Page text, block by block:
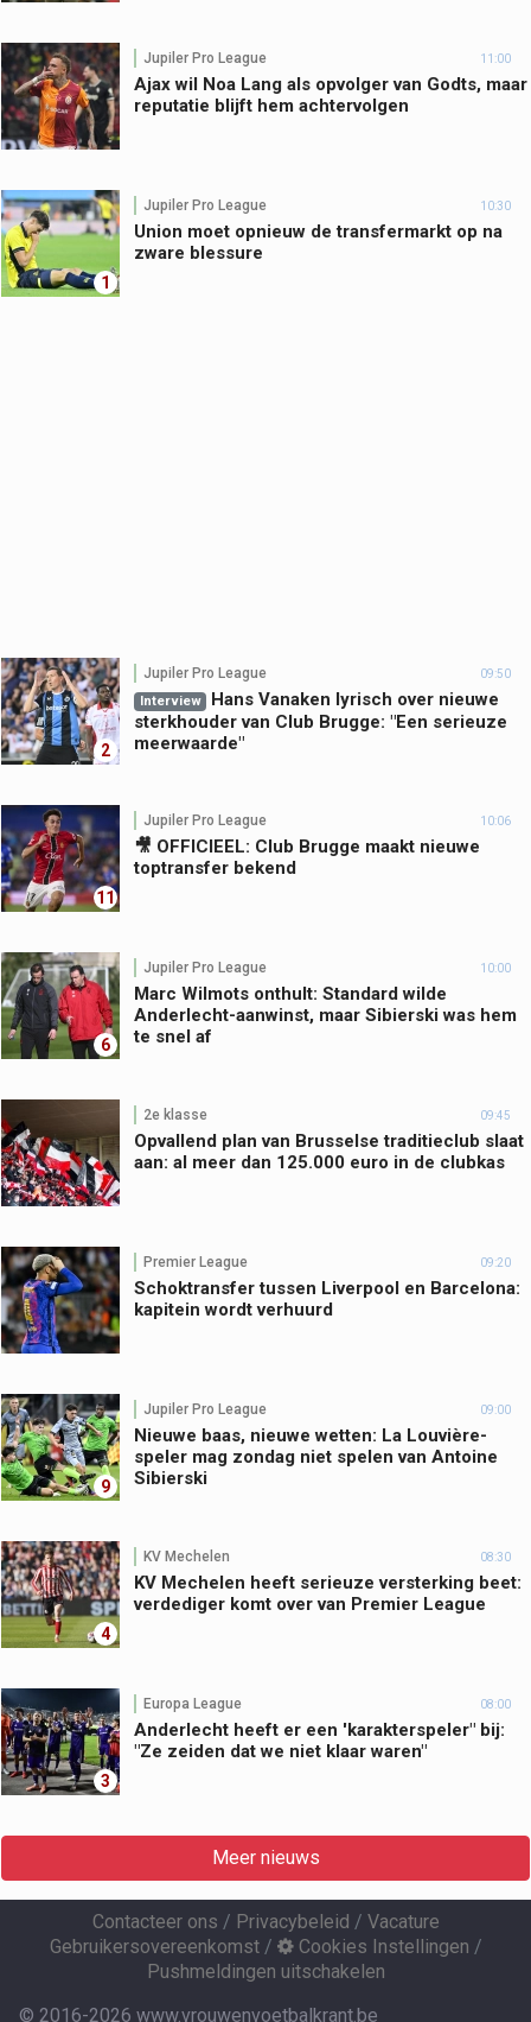
Jupiler Pro League 11:00
Ajax wil Noa Lang als opvolger van Godts, maar
reputatie blijft hem achtervolgen
1
Jupiler Pro League 10:30
Union moet opnieuw de transfermarkt op na
zware blessure
2
Jupiler Pro League 09:50
Interview
Hans Vanaken lyrisch over nieuwe
sterkhouder van Club Brugge: "Een serieuze
meerwaarde"
11
Jupiler Pro League 10:06
🎥 OFFICIEEL: Club Brugge maakt nieuwe
toptransfer bekend
6
Jupiler Pro League 10:00
Marc Wilmots onthult: Standard wilde
Anderlecht-aanwinst, maar Sibierski was hem
te snel af
2e klasse 09:45
Opvallend plan van Brusselse traditieclub slaat
aan: al meer dan 125.000 euro in de clubkas
Premier League 09:20
Schoktransfer tussen Liverpool en Barcelona:
kapitein wordt verhuurd
9
Jupiler Pro League 09:00
Nieuwe baas, nieuwe wetten: La Louvière-
speler mag zondag niet spelen van Antoine
Sibierski
4
KV Mechelen 08:30
KV Mechelen heeft serieuze versterking beet:
verdediger komt over van Premier League
3
Europa League 08:00
Anderlecht heeft er een 'karakterspeler" bij:
"Ze zeiden dat we niet klaar waren"
Meer nieuws
Contacteer ons / Privacybeleid / Vacature
Gebruikersovereenkomst/ Cookies Instellingen /
Pushmeldingen uitschakelen
© 2016-2026 www.vrouwenvoetbalkrant.be